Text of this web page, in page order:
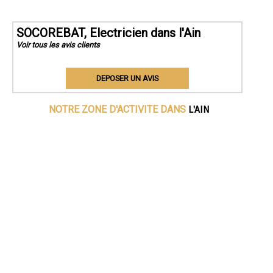
SOCOREBAT, Electricien dans l'Ain
Voir tous les avis clients
DEPOSER UN AVIS
NOTRE ZONE D'ACTIVITE DANS L'AIN